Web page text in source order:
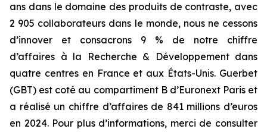
ans dans le domaine des produits de contraste, avec
2 905 collaborateurs dans le monde, nous ne cessons
d’innover et consacrons 9 % de notre chiffre
d’affaires à la Recherche & Développement dans
quatre centres en France et aux États-Unis. Guerbet
(GBT) est coté au compartiment B d’Euronext Paris et
a réalisé un chiffre d’affaires de 841 millions d’euros
en 2024. Pour plus d’informations, merci de consulter